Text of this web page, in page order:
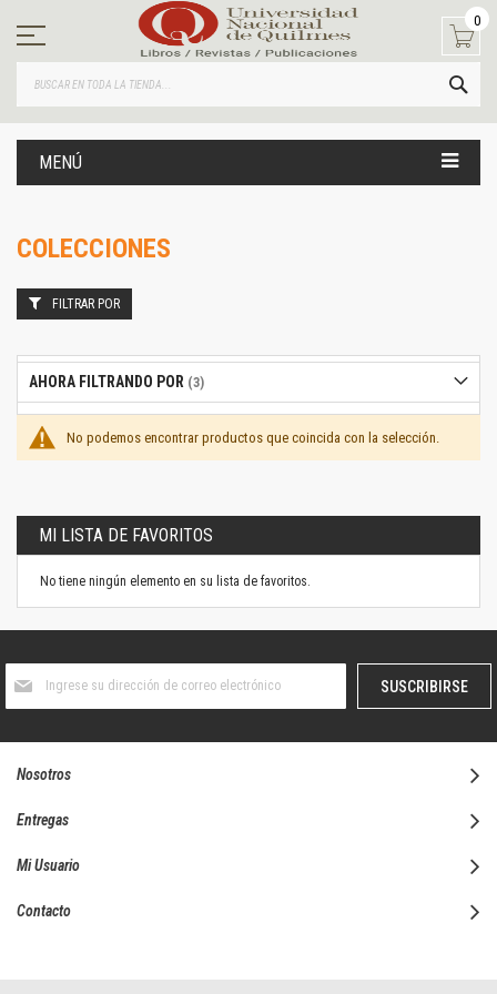
contenido
0
MENÚ
COLECCIONES
No podemos encontrar productos que coincida con la selección.
FILTRAR POR
AHORA FILTRANDO POR
MI LISTA DE FAVORITOS
No tiene ningún elemento en su lista de favoritos.
boletín
SUSCRIBIRSE
Nosotros
Entregas
Mi Usuario
Contacto